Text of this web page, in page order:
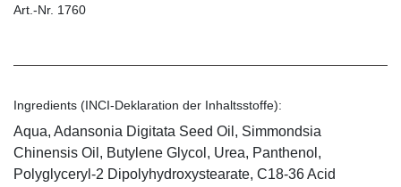
Art.-Nr. 1760
Ingredients (INCI-Deklaration der Inhaltsstoffe):
Aqua, Adansonia Digitata Seed Oil, Simmondsia
Chinensis Oil, Butylene Glycol, Urea, Panthenol,
Polyglyceryl-2 Dipolyhydroxystearate, C18-36 Acid